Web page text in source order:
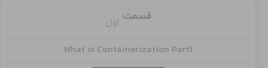
قسمت: اول
What is Containerization Part1